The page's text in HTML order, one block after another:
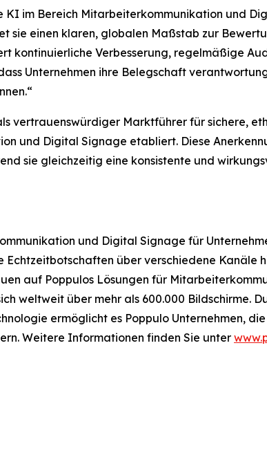
im Bereich Mitarbeiterkommunikation und
sie einen klaren, globalen Maßstab zur
kontinuierliche Verbesserung, regelmäßige
Unternehmen ihre Belegschaft
vertrauenswürdiger Marktführer für sichere,
und Digital Signage etabliert. Diese
sie gleichzeitig eine konsistente und
und Digital Signage für
über verschiedene Kanäle
auf Poppulos Lösungen für
weltweit über mehr als 600.000 Bildschirme.
ermöglicht es Poppulo Unternehmen,
Weitere Informationen finden Sie unter